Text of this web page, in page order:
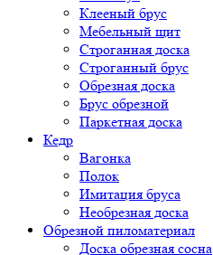
Клееный брус
Мебельный щит
Строганная доска
Строганный брус
Обрезная доска
Брус обрезной
Паркетная доска
Кедр
Вагонка
Полок
Имитация бруса
Необрезная доска
Обрезной пиломатериал
Доска обрезная сосна